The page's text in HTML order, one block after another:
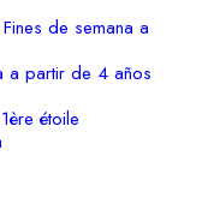
Fines de semana a
a partir de 4 años
étoile